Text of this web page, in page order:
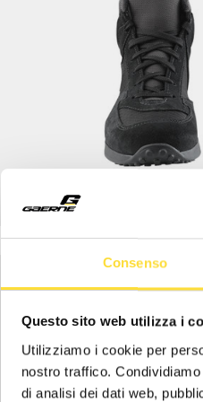
Consenso
Questo sito web utilizza i
Utilizziamo i cookie per
nostro traffico.
di analisi dei dati web,